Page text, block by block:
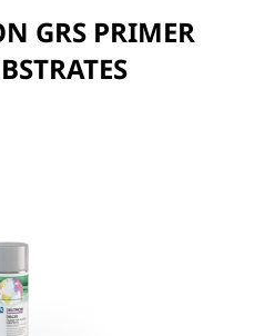
GRS PRIMER